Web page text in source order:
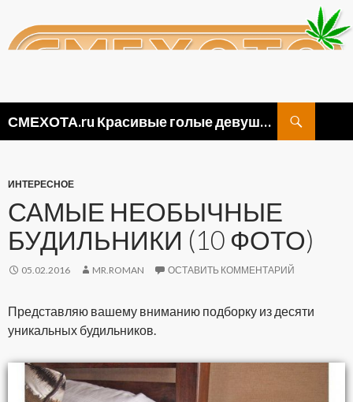
СМЕХОТА.ru Красивые голые девушки, прикольные картинки ню и видео приколы
ИНТЕРЕСНОЕ
САМЫЕ НЕОБЫЧНЫЕ
БУДИЛЬНИКИ (10 ФОТО)
05.02.2016 MR.ROMAN ОСТАВИТЬ КОММЕНТАРИЙ
Представляю вашему вниманию подборку из десяти
уникальных будильников.